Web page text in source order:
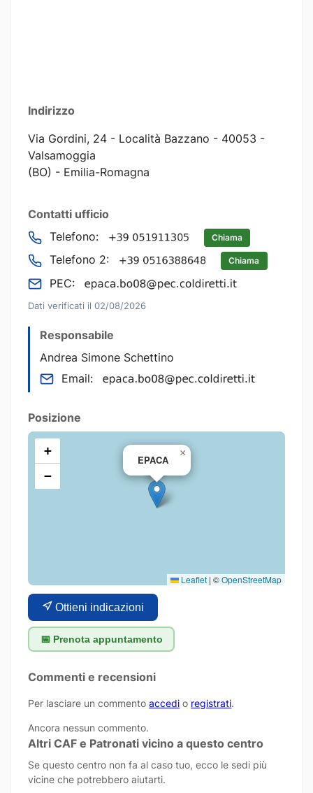
Indirizzo
Via Gordini, 24 - Località Bazzano - 40053 -
Valsamoggia
(BO) - Emilia-Romagna
Contatti ufficio
Telefono:
Chiama
Telefono 2: Chiama
PEC:
Dati verificati il 02/08/2026
Responsabile
Andrea Simone Schettino
Email:
Posizione
EPACA
×
+
−
Leaflet | ©OpenStreetMap
Ottieni indicazioni
📅 Prenota appuntamento
Commenti e recensioni
Per lasciare un commento accedi o registrati.
Ancora nessun commento.
Altri CAF e Patronati vicino a questo centro
Se questo centro non fa al caso tuo, ecco le sedi più
vicine che potrebbero aiutarti.